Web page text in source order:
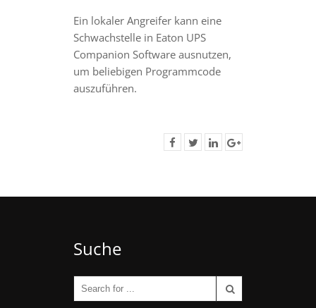
Ein lokaler Angreifer kann eine
Schwachstelle in Eaton UPS
Companion Software ausnutzen,
um beliebigen Programmcode
auszuführen.
Suche